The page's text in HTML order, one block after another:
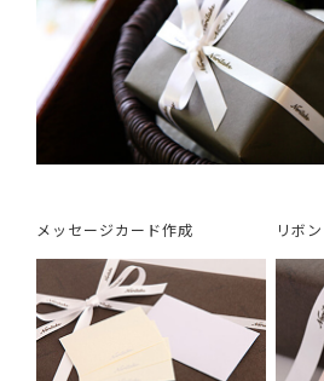
メッセージカード作成 リボン